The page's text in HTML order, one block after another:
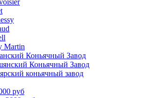
Martin
Коньячный Завод
Коньячный Завод
коньячный завод
руб